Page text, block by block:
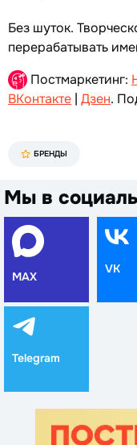
Без шуток.
перерабатывать
Постмаркетинг:
ВКонтакте | Дзен.
БРЕНДЫ
Мы в
MAX
VK
Telegram